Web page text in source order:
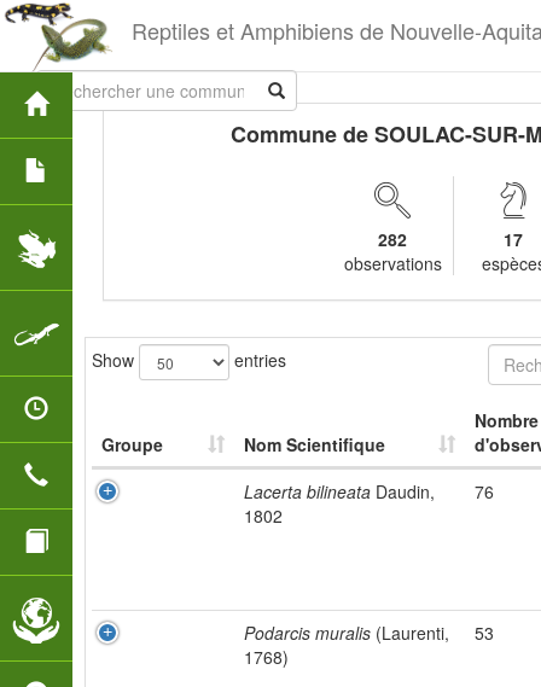
Reptiles et Amphibiens de Nouvelle-
Commune de SOULAC-SUR-
282
observations
17
Show entries
Groupe Nom Scientifique
Nombre
Lacerta bilineata Daudin,
1802
76
Podarcis muralis (Laurenti,
1768)
53